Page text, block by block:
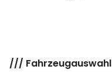
/// Fahrzeugauswahl